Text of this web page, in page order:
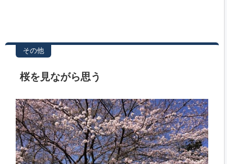
その他
桜を見ながら思う